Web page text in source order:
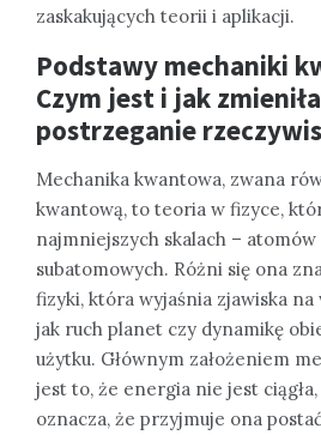
zaskakujących teorii i aplikacji.
Podstawy mechaniki
Czym jest i jak
postrzeganie
Mechanika kwantowa, zwana
kwantową, to teoria w fizyce,
najmniejszych skalach – atomów
subatomowych. Różni się ona
fizyki, która wyjaśnia zjawiska na
jak ruch planet czy dynamikę
użytku. Głównym założeniem
jest to, że energia nie jest
oznacza, że przyjmuje ona